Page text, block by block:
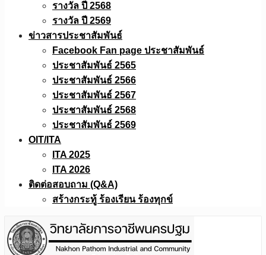
รางวัล ปี 2568
รางวัล ปี 2569
ข่าวสารประชาสัมพันธ์
Facebook Fan page ประชาสัมพันธ์
ประชาสัมพันธ์ 2565
ประชาสัมพันธ์ 2566
ประชาสัมพันธ์ 2567
ประชาสัมพันธ์ 2568
ประชาสัมพันธ์ 2569
OIT/ITA
ITA 2025
ITA 2026
ติดต่อสอบถาม (Q&A)
สร้างกระทู้ ร้องเรียน ร้องทุกข์